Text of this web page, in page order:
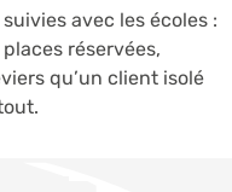
avec les écoles :
réservées,
qu’un client isolé